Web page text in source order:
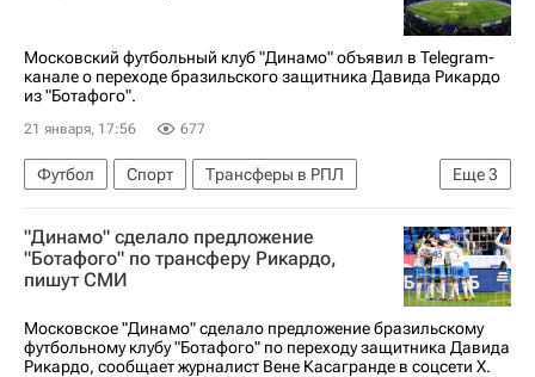
Московский футбольный клуб "Динамо" объявил в Telegram-
канале о переходе бразильского защитника Давида Рикардо
из "Ботафого".
21 января, 17:56 677
Еще3
Футбол Спорт
Трансферы в РПЛ
Ботафого
Динамо Москва
РПЛ 2026-2027 (Чемпионат России по футболу)
"Динамо" сделало предложение
"Ботафого" по трансферу Рикардо,
пишут СМИ
Московское "Динамо" сделало предложение бразильскому
футбольному клубу "Ботафого" по переходу защитника Давида
Рикардо, сообщает журналист Вене Касагранде в соцсети Х.